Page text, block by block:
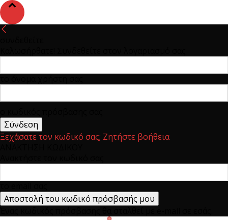
Ξεχάσατε τον κωδικό σας; Ζητήστε βοήθεια